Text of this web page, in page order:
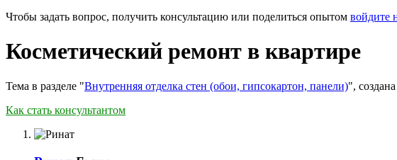
Чтобы задать вопрос, получить консультацию или поделиться опытом войдите
Косметический ремонт в квартире
Тема в разделе "Внутренняя отделка стен (обои, гипсокартон, панели)",
Как стать консультантом